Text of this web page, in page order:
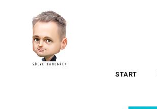
START